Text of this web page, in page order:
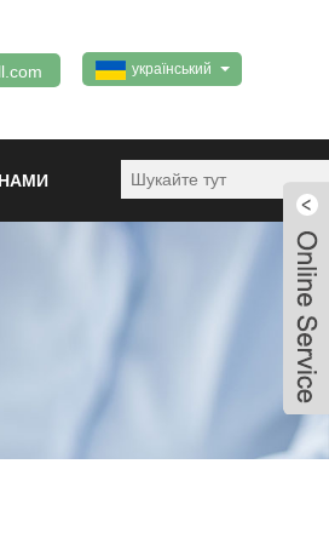
український